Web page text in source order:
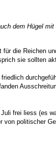
dem Hügel
die Reichen
sie sollten
frei liess (es
von politischer